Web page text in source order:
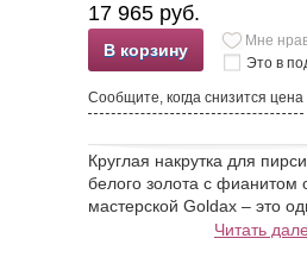
17 965 руб.
В корзину
Мне
Это в
Сообщите, когда снизится цена
Круглая накрутка для
белого золота с фианитом
мастерской Goldax – это
украшений ювелирного
Читать